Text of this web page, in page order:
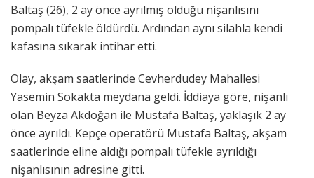
Baltaş (26), 2 ay önce ayrılmış olduğu nişanlısını
pompalı tüfekle öldürdü. Ardından aynı silahla kendi
kafasına sıkarak intihar etti.
Olay, akşam saatlerinde Cevherdudey Mahallesi
Yasemin Sokakta meydana geldi. İddiaya göre, nişanlı
olan Beyza Akdoğan ile Mustafa Baltaş, yaklaşık 2 ay
önce ayrıldı. Kepçe operatörü Mustafa Baltaş, akşam
saatlerinde eline aldığı pompalı tüfekle ayrıldığı
nişanlısının adresine gitti.